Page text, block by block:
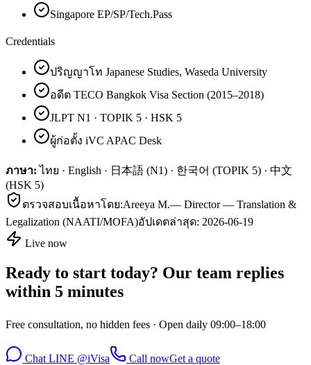
Singapore EP/SP/Tech.Pass
Credentials
ปริญญาโท Japanese Studies, Waseda University
อดีต TECO Bangkok Visa Section (2015–2018)
JLPT N1 · TOPIK 5 · HSK 5
ผู้ก่อตั้ง iVC APAC Desk
ภาษา: ไทย · English · 日本語 (N1) · 한국어 (TOPIK 5) · 中文
(HSK 5)
ตรวจสอบเนื้อหาโดย:Areeya M.— Director — Translation &
Legalization (NAATI/MOFA)อัปเดตล่าสุด: 2026-06-19
Live now
Ready to start today? Our team replies
within 5 minutes
Free consultation, no hidden fees · Open daily 09:00–18:00
Chat LINE @iVisa Call nowGet a quote